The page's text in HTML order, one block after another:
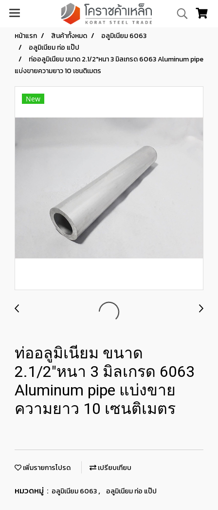
หน้าแรก สินค้าทั้งหมด
อลูมิเนียม 6063
อลูมิเนียม ท่อ แป๊ป
ท่ออลูมิเนียม ขนาด 2.1/2"หนา 3 มิลเกรด 6063 Aluminum pipe
แบ่งขายความยาว 10 เซนติเมตร
New
ท่ออลูมิเนียม ขนาด
2.1/2"หนา 3 มิลเกรด 6063
Aluminum pipe แบ่งขาย
ความยาว 10 เซนติเมตร
เพิ่มรายการโปรด เปรียบเทียบ
หมวดหมู่ : อลูมิเนียม 6063, อลูมิเนียม ท่อ แป๊ป